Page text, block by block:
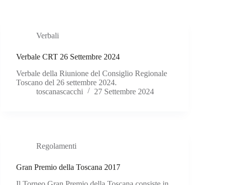
Verbali
Verbale CRT 26 Settembre 2024
Verbale della Riunione del Consiglio Regionale
Toscano del 26 settembre 2024.
toscanascacchi
27 Settembre 2024
Regolamenti
Gran Premio della Toscana 2017